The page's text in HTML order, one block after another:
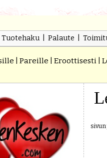
Tuotehaku| Palaute
Pareille Eroottisesti
sivun